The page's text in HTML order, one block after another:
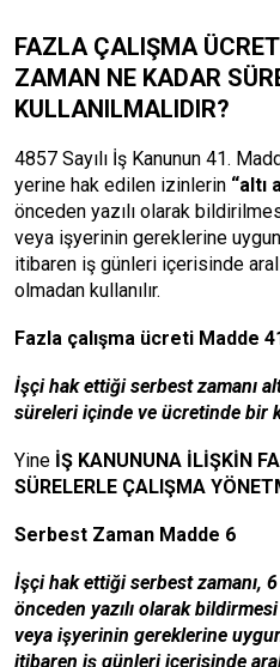
FAZLA ÇALIŞMA
ZAMAN NE KADAR
KULLANILMALIDIR?
4857 Sayılı İş Kanunun 41.
yerine hak edilen izinlerin “altı
önceden yazılı olarak
veya işyerinin gereklerine
itibaren iş günleri içerisinde
olmadan kullanılır.
Fazla çalışma ücreti Madde
İşçi hak ettiği serbest zamanı
süreleri içinde ve ücretinde bir
Yine İŞ KANUNUNA İLİŞKİN
SÜRELERLE ÇALIŞMA
Serbest Zaman Madde 6
İşçi hak ettiği serbest zamanı,
önceden yazılı olarak
veya işyerinin gereklerine
itibaren iş günleri içerisinde